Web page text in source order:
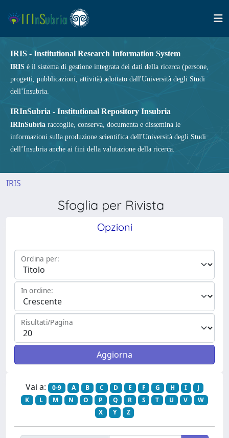
IRIS - Institutional Research Information System
IRIS è il sistema di gestione integrata dei dati della ricerca (persone,
progetti, pubblicazioni, attività) adottato dall'Università degli Studi
dell’Insubria.
IRInSubria - Institutional Repository Insubria
IRInSubria raccoglie, conserva, documenta e dissemina le
informazioni sulla produzione scientifica dell'Università degli Studi
dell’Insubria anche ai fini della valutazione della ricerca.
IRIS
Sfoglia per Rivista
Opzioni
Ordina per:
In ordine:
Risultati/Pagina
Vai a: 0-9 A B C D E F G H I
J
K
L M N O P Q R S T U V
W
X
Y Z